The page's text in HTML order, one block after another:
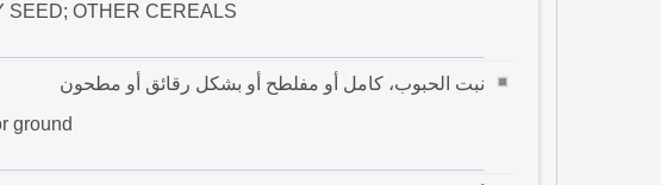
SEED; OTHER CEREALS
نبت الحبوب، كامل أو مفلطح أو بشكل رقائق أو مطحون
ground